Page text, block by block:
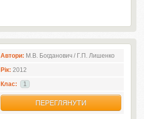
Автори: М.В. Богданович / Г.П. Лишенко
Рік: 2012
Клас:
1
ПЕРЕГЛЯНУТИ